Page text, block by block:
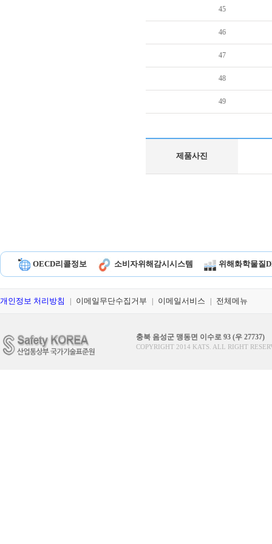
45
46
47
48
49
제품사진
OECD리콜정보 소비자위해감시시스템 위해화학물질
개인정보 처리방침 이메일무단수집거부 이메일서비스 전체메뉴
충북 음성군 맹동면 이수로 93 (우 27737)
COPYRIGHT 2014 KATS. ALL RIGHT